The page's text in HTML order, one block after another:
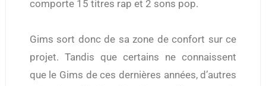
comporte 15 titres rap et 2 sons pop.
Gims sort donc de sa zone de confort sur ce
projet. Tandis que certains ne connaissent
que le Gims de ces dernières années, d’autres